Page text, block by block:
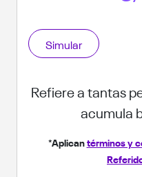
Simular
Refiere a tantas
acumula
*Aplicantérminos y